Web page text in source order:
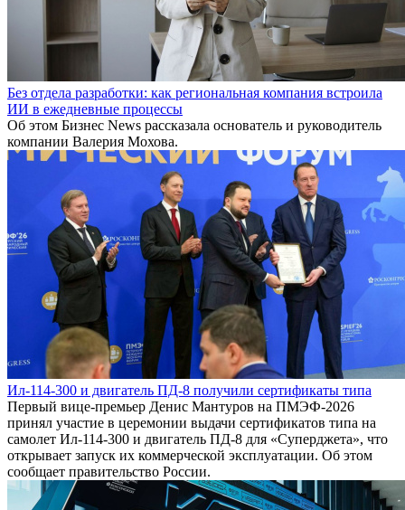
Без отдела разработки: как региональная компания встроила
ИИ в ежедневные процессы
Об этом Бизнес News рассказала основатель и руководитель
компании Валерия Мохова.
Ил-114-300 и двигатель ПД-8 получили сертификаты типа
Первый вице-премьер Денис Мантуров на ПМЭФ-2026
принял участие в церемонии выдачи сертификатов типа на
самолет Ил-114-300 и двигатель ПД-8 для «Суперджета», что
открывает запуск их коммерческой эксплуатации. Об этом
сообщает правительство России.